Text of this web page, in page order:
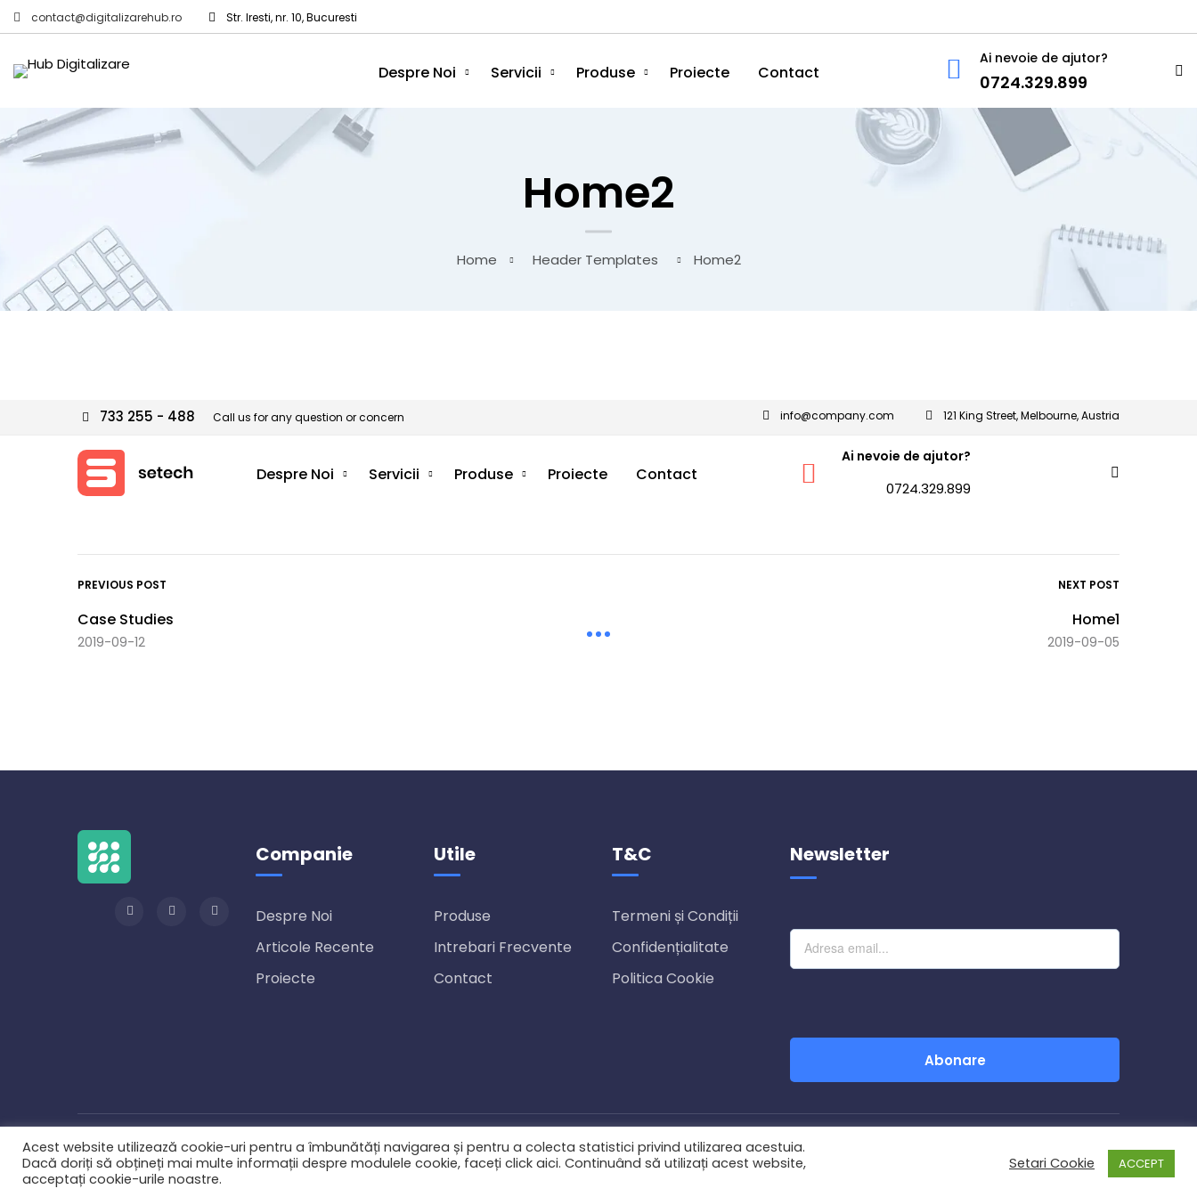
contact@digitalizarehub.ro Str. Iresti, nr. 10, Bucuresti
Despre Noi Servicii Produse Proiecte Contact
Ai nevoie de ajutor?
0724.329.899
Home2
Home Header Templates Home2
733 255 - 488 Call us for any question or concern info@company.com 121 King Street, Melbourne, Austria
Despre Noi Servicii Produse Proiecte Contact
Ai nevoie de ajutor?
0724.329.899
PREVIOUS POST
Case Studies
2019-09-12
NEXT POST
Home1
2019-09-05
Companie
Despre Noi
Articole Recente
Proiecte
Utile
Produse
Intrebari Frecvente
Contact
T&C
Termeni și Condiții
Confidențialitate
Politica Cookie
Newsletter
Abonare
© 2021 Fergus Green Investment SRL. Toate drepturile rezervate.
Acest website utilizează cookie-uri pentru a îmbunătăți navigarea și pentru a colecta statistici privind utilizarea acestuia.
Dacă doriți să obțineți mai multe informații despre modulele cookie, faceți click aici. Continuând să utilizați acest website,
acceptați cookie-urile noastre.
Setari Cookie ACCEPT